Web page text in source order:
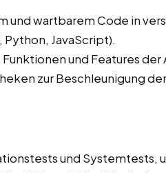
und wartbarem Code in
Python, JavaScript).
und Features der
zur Beschleunigung der
und Systemtests,